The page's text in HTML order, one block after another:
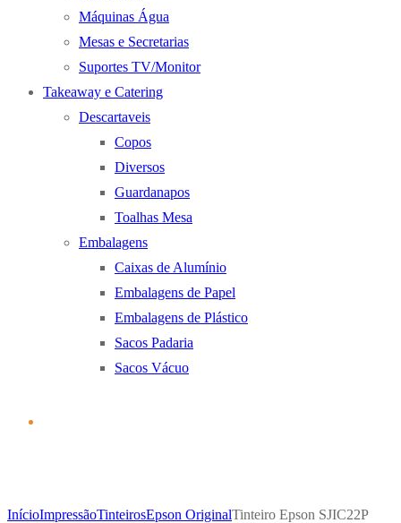
Máquinas Água
Mesas e Secretarias
Suportes TV/Monitor
Takeaway e Catering
Descartaveis
Copos
Diversos
Guardanapos
Toalhas Mesa
Embalagens
Caixas de Alumínio
Embalagens de Papel
Embalagens de Plástico
Sacos Padaria
Sacos Vácuo
InícioImpressãoTinteirosEpson OriginalTinteiro Epson SJIC22P